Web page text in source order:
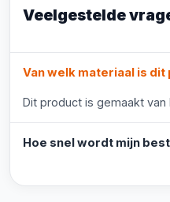
Veelgestelde
Van welk materiaal is
Dit product is gemaakt van
Hoe snel wordt mijn